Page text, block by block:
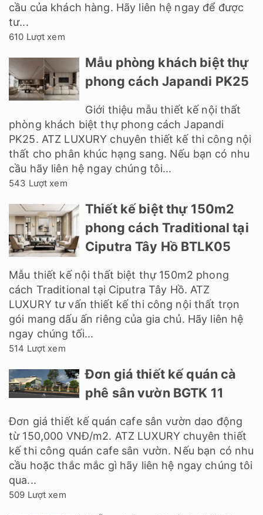
cầu của khách hàng. Hãy liên hệ ngay để được
tư...
610 Lượt xem
Mẫu phòng khách biệt thự
phong cách Japandi PK25
Giới thiệu mẫu thiết kế nội thất
phòng khách biệt thự phong cách Japandi
PK25. ATZ LUXURY chuyên thiết kế thi công nội
thất cho phân khúc hạng sang. Nếu bạn có nhu
cầu hãy liên hệ ngay chúng tôi...
543 Lượt xem
Thiết kế biệt thự 150m2
phong cách Traditional tại
Ciputra Tây Hồ BTLK05
Mẫu thiết kế nội thất biệt thự 150m2 phong
cách Traditional tại Ciputra Tây Hồ. ATZ
LUXURY tư vấn thiết kế thi công nội thất trọn
gói mang dấu ấn riêng của gia chủ. Hãy liên hệ
ngay chúng tối...
514 Lượt xem
Đơn giá thiết kế quán cà
phê sân vườn BGTK 11
Đơn giá thiết kế quán cafe sân vườn dao động
từ 150,000 VNĐ/m2. ATZ LUXURY chuyên thiết
kế thi công quán cafe sân vườn. Nếu bạn có nhu
cầu hoặc thắc mắc gì hãy liên hệ ngay chúng tôi
qua...
509 Lượt xem